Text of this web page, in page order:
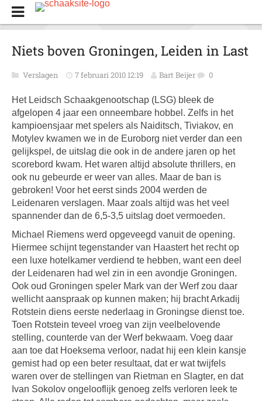
Niets boven Groningen, Leiden in Last
Verslagen 7 februari 2010 12:19 Bart Beijer 0
Het Leidsch Schaakgenootschap (LSG) bleek de
afgelopen 4 jaar een onneembare hobbel. Zelfs in het
kampioensjaar met spelers als Naiditsch, Tiviakov, en
Motylev kwamen we in de Euroborg niet verder dan een
gelijkspel, de uitslag die ook in de andere jaren op het
scorebord kwam. Het waren altijd absolute thrillers, en
ook nu gebeurde er weer van alles. Maar de ban is
gebroken! Voor het eerst sinds 2004 werden de
Leidenaren verslagen. Maar zoals altijd was het veel
spannender dan de 6,5-3,5 uitslag doet vermoeden.
Michael Riemens werd opgeveegd vanuit de opening.
Hiermee schijnt tegenstander van Haastert het recht op
een luxe hotelkamer verdiend te hebben, want een deel
der Leidenaren had wel zin in een avondje Groningen.
Ook oud Groningen speler Mark van der Werf zou daar
wellicht aanspraak op kunnen maken; hij bracht Arkadij
Rotstein diens eerste nederlaag in Groningse dienst toe.
Toen Rotstein teveel vroeg van zijn veelbelovende
stelling, counterde van der Werf bekwaam. Voeg daar
aan toe dat Hoeksema verloor, nadat hij een klein kansje
gemist had op een beter resultaat, dat er wat twijfels
waren over de stellingen van Rietman en Slagter, en dat
Ivan Sokolov ongelooflijk genoeg zelfs verloren leek te